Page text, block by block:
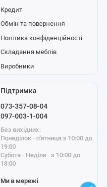
Кредит
Обмін та повернення
Політика конфіденційності
Складання меблів
Виробники
Підтримка
073-357-08-04
097-003-1-004
Без вихідних:
Понеділок - п'ятниця з 10:00 до
19:00
Субота - Неділя - з 10:00 до
18:00
Ми в мережі